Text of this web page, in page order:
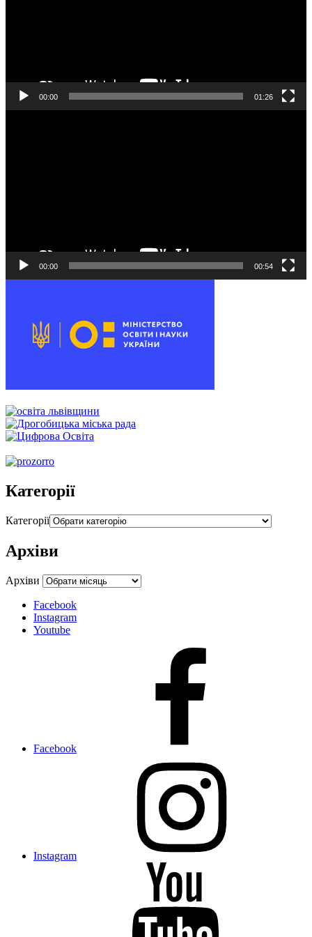
00:00 01:26
00:00 00:54
Категорії
Категорії
Архіви
Архіви
Facebook
Instagram
Youtube
Facebook
Instagram